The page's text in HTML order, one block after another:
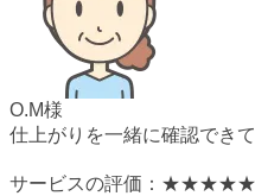
O.M様
仕上がりを一緒に確認でき
サービスの評価： ★★★★★